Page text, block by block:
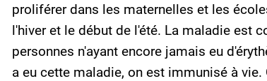
proliférer dans les maternelles et les
l'hiver et le début de l'été. La maladie est
personnes n'ayant encore jamais eu
a eu cette maladie, on est immunisé à